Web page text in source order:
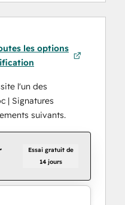
les options
l'un des
| Signatures
suivants.
Essai gratuit de
14 jours